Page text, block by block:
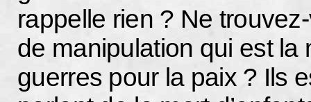
rappelle rien ? Ne
de manipulation qui est
guerres pour la paix ? Ils